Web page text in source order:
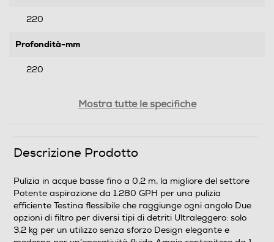
220
Profondità-mm
220
Informazioni sulla sicurezza del prodotto
Clicca qui
Mostra tutte le specifiche
Descrizione Prodotto
Pulizia in acque basse fino a 0,2 m, la migliore del settore
Potente aspirazione da 1.280 GPH per una pulizia
efficiente Testina flessibile che raggiunge ogni angolo Due
opzioni di filtro per diversi tipi di detriti Ultraleggero: solo
3,2 kg per un utilizzo senza sforzo Design elegante e